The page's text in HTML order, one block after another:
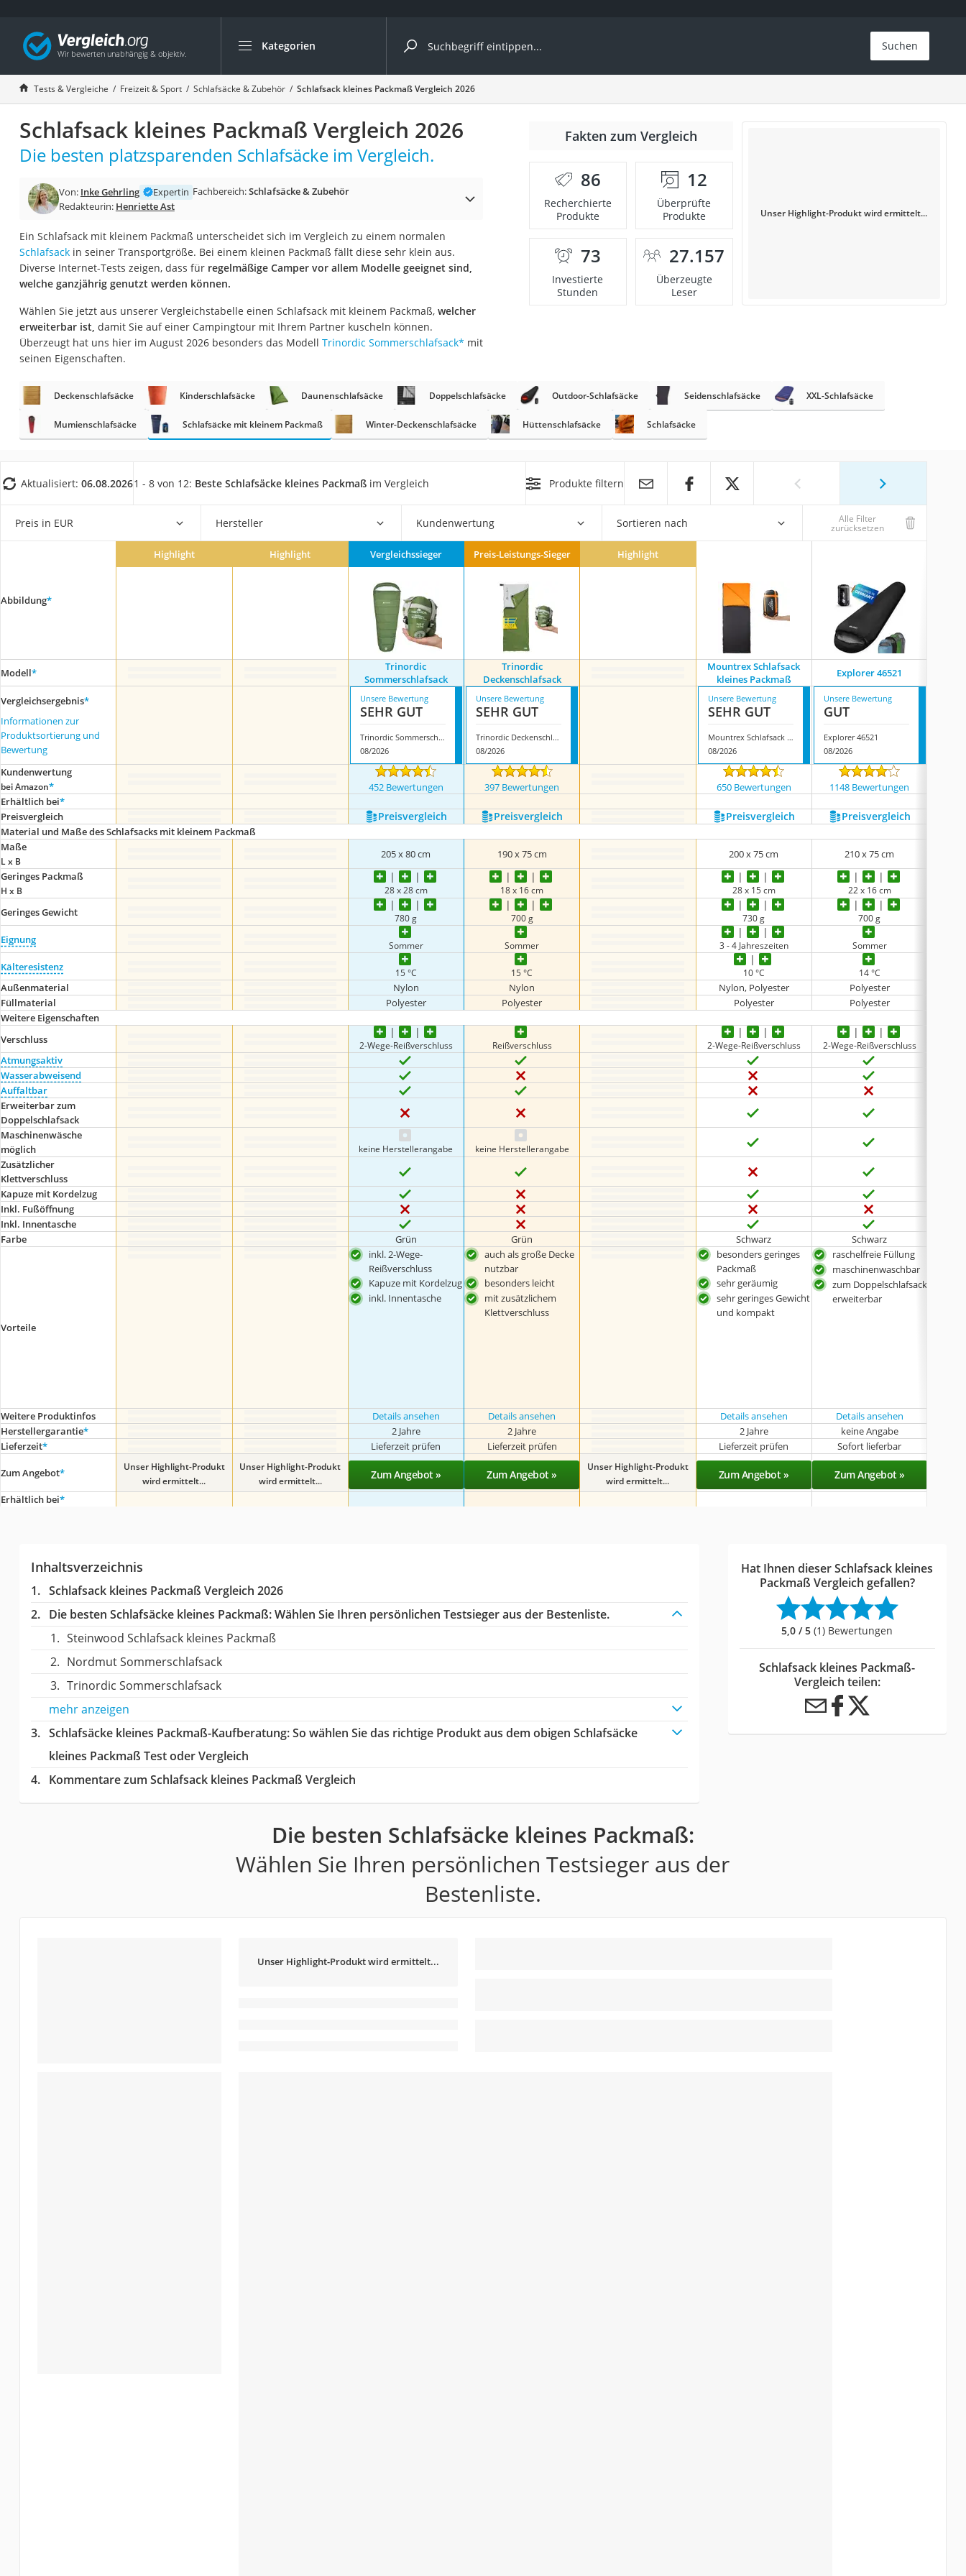
Kategorien
Die beliebtesten Vergleiche nach Kategorie
Freizeit & Sport
Gartentrampolin
Trampolin
Metalldetektor
Trampolin 366 cm
Aluminium-Koffer
Futterboot
Air Bike
E-Bike-Dreirad
Trekkingschuhe Herren
Koffer
Nachtsichtgerät
Wanderschuhe Herren
Sicherheitsweste Reiten
Suchen
Tests & Vergleiche Freizeit & Sport Schlafsäcke & Zubehör Schlafsack kleines Packmaß Vergleich 2026
Schlafsack kleines Packmaß Vergleich 2026
Die besten platzsparenden Schlafsäcke im Vergleich.
Von: Inke Gehrling Expertin Fachbereich:Schlafsäcke & Zubehör
Redakteurin: Henriette Ast
Ein Schlafsack mit kleinem Packmaß unterscheidet sich im Vergleich zu einem normalen
Schlafsackin seiner Transportgröße. Bei einem kleinen Packmaß fällt diese sehr klein aus.
Diverse Internet-Tests zeigen, dass für regelmäßige Camper vor allem Modelle geeignet sind,
welche ganzjährig genutzt werden können.
Wählen Sie jetzt aus unserer Vergleichstabelle einen Schlafsack mit kleinem Packmaß, welcher
erweiterbar ist, damit Sie auf einer Campingtour mit Ihrem Partner kuscheln können.
Überzeugt hat uns hier im August 2026 besonders das Modell Trinordic Sommerschlafsack* mit
seinen Eigenschaften.
Fakten zum Vergleich
86
Recherchierte
Produkte
12
Überprüfte
Produkte
73
Investierte
Stunden
27.157
Überzeugte
Leser
Unser Highlight-Produkt wird ermittelt...
Deckenschlafsäcke Kinderschlafsäcke Daunenschlafsäcke Doppelschlafsäcke Outdoor-Schlafsäcke Seidenschlafsäcke XXL-Schlafsäcke
Mumienschlafsäcke Schlafsäcke mit kleinem Packmaß Winter-Deckenschlafsäcke Hüttenschlafsäcke Schlafsäcke
Aktualisiert: 06.08.20261 - 8 von 12: Beste Schlafsäcke kleines Packmaß im Vergleich Produkte filtern
Preis in EUR Hersteller Kundenwertung Sortieren nach Alle Filter
zurücksetzen
Abbildung*
Highlight Highlight Vergleichssieger Preis-Leistungs-Sieger Highlight
Modell*
Trinordic
Sommerschlafsack
Trinordic
Deckenschlafsack
Mountrex Schlafsack
kleines Packmaß
Explorer 46521
Vergleichsergebnis*
Informationen zur
Produktsortierung und
Bewertung
Unsere Bewertung
SEHR GUT
Trinordic Sommerschlafsack
08/2026
Unsere Bewertung
SEHR GUT
Trinordic Deckenschlafsack
08/2026
Unsere Bewertung
SEHR GUT
Mountrex Schlafsack kleines Packmaß
08/2026
Unsere Bewertung
GUT
Explorer 46521
08/2026
Kundenwertung
bei Amazon* 452 Bewertungen 397 Bewertungen 650 Bewertungen 1148 Bewertungen
Erhältlich bei*
Preis­vergleich
Preis­vergleich Preis­vergleich Preis­vergleich Preis­vergleich
Material und Maße des Schlafsacks mit kleinem Packmaß
Maße
L x B
‎205 x 80 cm 190 x 75 cm 200 x 75 cm 210 x 75 cm
Geringes Packmaß
H x B 28 x 28 cm 18 x 16 cm 28 x 15 cm 22 x 16 cm
Geringes Gewicht 780 g 700 g 730 g 700 g
Eignung Sommer Sommer 3 - 4 Jahreszeiten Sommer
Kälteresistenz 15 °C 15 °C 10 °C 14 °C
Außenmaterial Nylon Nylon Nylon, Polyester
Polyester
Füllmaterial
Polyester Polyester Polyester Polyester
Weitere Eigenschaften
Verschluss
2-Wege-Reißverschluss Reißverschluss 2-Wege-Reißverschluss 2-Wege-Reißverschluss
Atmungsaktiv
Wasserabweisend
Auffaltbar
Erweiterbar zum
Doppelschlafsack
Maschinenwäsche
möglich
keine Herstellerangabe keine Herstellerangabe
Zusätzlicher
Klettverschluss
Kapuze mit Kordelzug
Inkl. Fußöffnung
Inkl. Innentasche
Farbe
Grün Grün Schwarz Schwarz
Vorteile
inkl. 2-Wege-
Reißverschluss
Kapuze mit Kordelzug
inkl. Innentasche
auch als große Decke
nutzbar
besonders leicht
mit zusätzlichem
Klettverschluss
besonders geringes
Packmaß
sehr geräumig
sehr geringes Gewicht
und kompakt
raschelfreie Füllung
maschinenwaschbar
zum Doppelschlafsack
erweiterbar
Weitere Produktinfos
Details ansehen Details ansehen Details ansehen Details ansehen
Herstellergarantie* 2 Jahre 2 Jahre 2 Jahre keine Angabe
Lieferzeit* Lieferzeit prüfen Lieferzeit prüfen Lieferzeit prüfen Sofort lieferbar
Zum Angebot*
Unser Highlight-Produkt
wird ermittelt...
Unser Highlight-Produkt
wird ermittelt...
Zum Angebot » Zum Angebot »
Unser Highlight-Produkt
wird ermittelt...
Zum Angebot » Zum Angebot »
Erhältlich bei*
Inhaltsverzeichnis
Schlafsack kleines Packmaß Vergleich 2026
Die besten Schlafsäcke kleines Packmaß:Wählen Sie Ihren persönlichen Testsieger aus der Bestenliste.
Steinwood Schlafsack kleines Packmaß
Nordmut Sommerschlafsack
Trinordic Sommerschlafsack
mehr anzeigen
Schlafsäcke kleines Packmaß-Kaufberatung: So wählen Sie das richtige Produkt aus dem obigen Schlafsäcke
kleines Packmaß Test oder Vergleich
Kommentare zum Schlafsack kleines Packmaß Vergleich
Hat Ihnen dieser Schlafsack kleines
Packmaß Vergleich gefallen?
5,0 / 5 (1) Bewertungen
Schlafsack kleines Packmaß-
Vergleich teilen:
Die besten Schlafsäcke kleines Packmaß:
Wählen Sie Ihren persönlichen Testsieger aus der
Bestenliste.
Unser Highlight-Produkt wird ermittelt...